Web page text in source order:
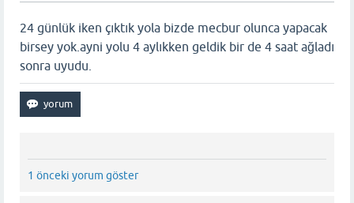
24 günlük iken çıktık yola bizde mecbur olunca yapacak
birsey yok.ayni yolu 4 aylıkken geldik bir de 4 saat ağladı
sonra uyudu.
1 önceki yorum göster